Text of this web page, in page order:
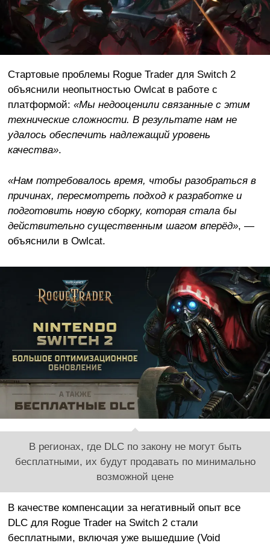
Стартовые проблемы Rogue Trader для Switch 2
объяснили неопытностью Owlcat в работе с
платформой: «Мы недооценили связанные с этим
технические сложности. В результате нам не
удалось обеспечить надлежащий уровень
качества».
«Нам потребовалось время, чтобы разобраться в
причинах, пересмотреть подход к разработке и
подготовить новую сборку, которая стала бы
действительно существенным шагом вперёд», —
объяснили в Owlcat.
В регионах, где DLC по закону не могут быть
бесплатными, их будут продавать по минимально
возможной цене
В качестве компенсации за негативный опыт все
DLC для Rogue Trader на Switch 2 стали
бесплатными, включая уже вышедшие (Void